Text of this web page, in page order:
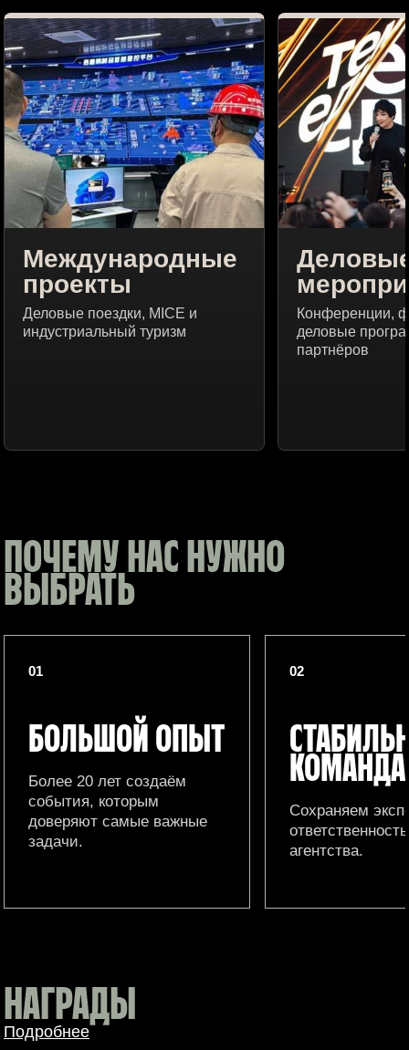
Международные
проекты
Деловые поездки, MICE и
индустриальный туризм
Конференции,
деловые
партнёров
ПОЧЕМУ НАС НУЖНО
ВЫБРАТЬ
01
БОЛЬШОЙ ОПЫТ
Более 20 лет создаём
события, которым
доверяют самые важные
задачи.
02
КОМАНДА
Сохраняем
агентства.
НАГРАДЫ
Подробнее